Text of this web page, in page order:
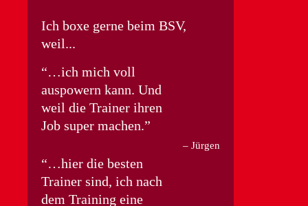
Ich boxe gerne beim BSV,
weil...
…ich mich voll
auspowern kann. Und
weil die Trainer ihren
Job super machen.
Jürgen
…hier die besten
Trainer sind, ich nach
dem Training eine